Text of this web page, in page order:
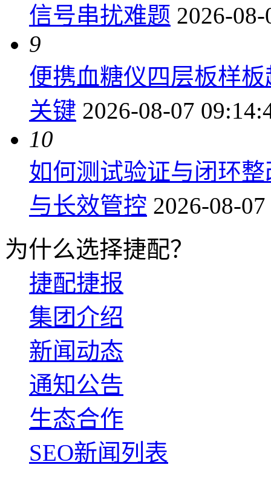
信号串扰难题 2026-
9
便携血糖仪四层板样
关键 2026-08-07
10
如何测试验证与闭环
与长效管控 2026-08-
为什么选择捷配？
捷配捷报
集团介绍
新闻动态
通知公告
生态合作
SEO新闻列表